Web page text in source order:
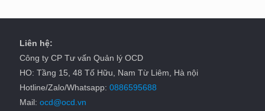
Liên hệ:
Công ty CP Tư vấn Quản lý OCD
HO: Tầng 15, 48 Tố Hữu, Nam Từ Liêm, Hà nội
Hotline/Zalo/Whatsapp: 0886595688
Mail: ocd@ocd.vn